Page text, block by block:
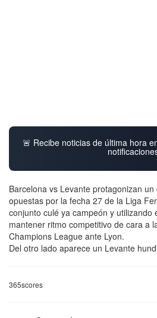
🚨 Recibe noticias de última hora
Barcelona vs Levante protagonizan
opuestas por la fecha 27 de la Liga
conjunto culé ya campeón y utilizando
mantener ritmo competitivo de cara a
Champions League ante Lyon.
Del otro lado aparece un Levante
365scores